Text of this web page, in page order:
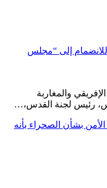
إلى “مجلس
والمغاربة
رئيس لجنة القدس،…
بشأن الصحراء بأنه